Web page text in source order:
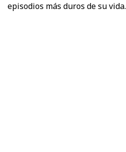
episodios más duros de su vida.